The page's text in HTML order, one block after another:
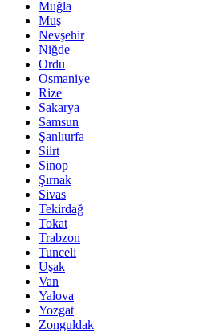
Muğla
Muş
Nevşehir
Niğde
Ordu
Osmaniye
Rize
Sakarya
Samsun
Şanlıurfa
Siirt
Sinop
Şırnak
Sivas
Tekirdağ
Tokat
Trabzon
Tunceli
Uşak
Van
Yalova
Yozgat
Zonguldak